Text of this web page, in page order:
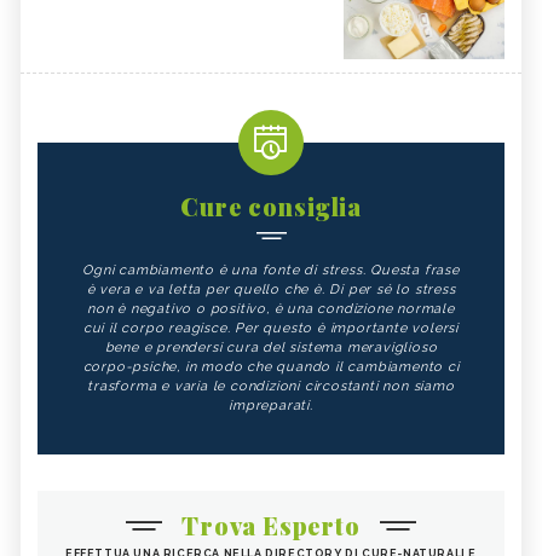
Cure consiglia
Ogni cambiamento è una fonte di stress. Questa frase
è vera e va letta per quello che è. Di per sé lo stress
non è negativo o positivo, è una condizione normale
cui il corpo reagisce. Per questo è importante volersi
bene e prendersi cura del sistema meraviglioso
corpo-psiche, in modo che quando il cambiamento ci
trasforma e varia le condizioni circostanti non siamo
impreparati.
Trova Esperto
EFFETTUA UNA RICERCA NELLA DIRECTORY DI CURE-NATURALI E